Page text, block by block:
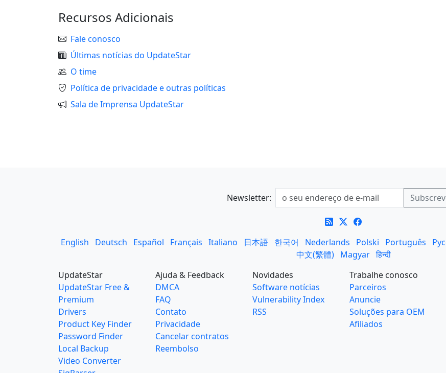
Recursos Adicionais
Fale conosco
Últimas notícias do UpdateStar
O time
Política de privacidade e outras políticas
Sala de Imprensa UpdateStar
Newsletter:
English Deutsch Español Français Italiano 日本語 한국어 Nederlands Polski Português
中文(繁體)
Magyar हिन्दी
UpdateStar
UpdateStar Free &
Premium
Drivers
Product Key Finder
Password Finder
Local Backup
Video Converter
Ajuda & Feedback
DMCA
FAQ
Contato
Privacidade
Cancelar contratos
Reembolso
Novidades
Software notícias
Vulnerability Index
RSS
Trabalhe conosco
Parceiros
Anuncie
Soluções para OEM
Afiliados